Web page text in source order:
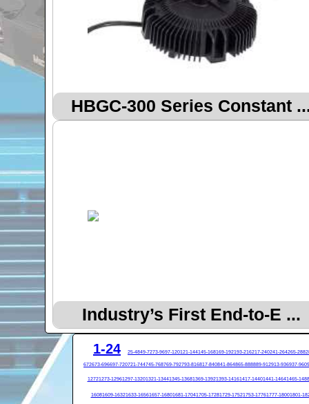
HBGC-300 Series Constant
Industry’s First End-to-E ...
1-24 25-4849-7273-9697-120121-144145-168169-192193-216217-240241-264265-288
672673-696697-720721-744745-768769-792793-816817-840841-864865-888889-912913-936937-960
12721273-12961297-13201321-13441345-13681369-13921393-14161417-14401441-14641465-1488
16081609-16321633-16561657-16801681-17041705-17281729-17521753-17761777-18001801-